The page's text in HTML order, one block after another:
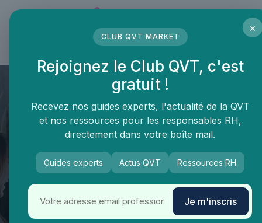
×
CLUB QVT MARKET
Rejoignez le Club QVT, c'est
gratuit !
Recevez nos guides experts, l'actualité de la QVT
et nos ressources pour les responsables RH,
directement dans votre boîte mail.
Guides experts Actus QVT Ressources RH
Je m'inscris
Panneau de gestion des cookies